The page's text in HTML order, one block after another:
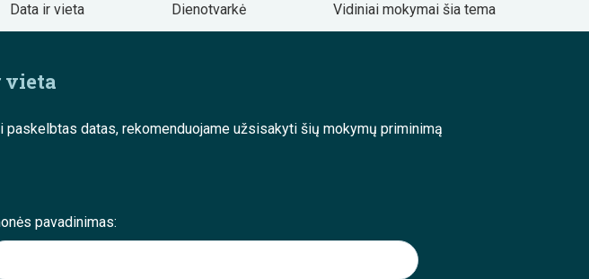
Data ir vieta Dienotvarkė Vidiniai mokymai šia tema
vieta
datas, rekomenduojame užsisakyti šių mokymų priminimą
pavadinimas: